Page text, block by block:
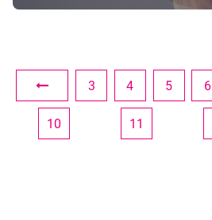
3 4 5 6
10 11